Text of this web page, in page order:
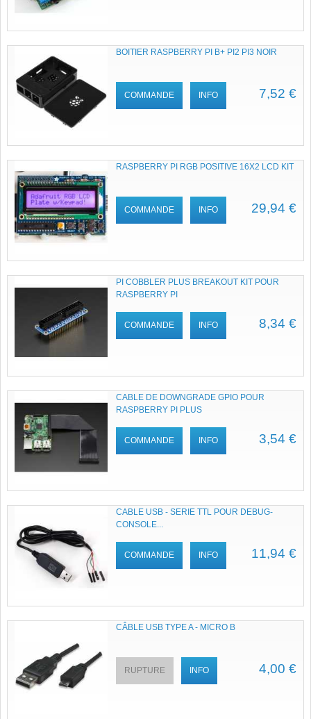
BOITIER RASPBERRY PI B+ PI2 PI3 NOIR
7,52 €
COMMANDE INFO
RASPBERRY PI RGB POSITIVE 16X2 LCD KIT
29,94 €
COMMANDE INFO
PI COBBLER PLUS BREAKOUT KIT POUR
RASPBERRY PI
8,34 €
COMMANDE INFO
CABLE DE DOWNGRADE GPIO POUR
RASPBERRY PI PLUS
3,54 €
COMMANDE INFO
CABLE USB - SERIE TTL POUR DEBUG-
CONSOLE...
11,94 €
COMMANDE INFO
CÂBLE USB TYPE A - MICRO B
4,00 €
RUPTURE INFO